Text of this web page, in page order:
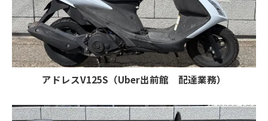
アドレスV125S（Uber出前館 配達業務）